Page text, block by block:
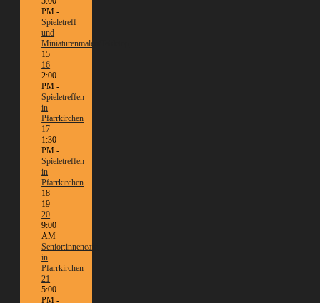
PM -
Spieletreff
und
Miniaturenmalen/Tabletop
15
16
2:00
PM -
Spieletreffen
in
Pfarrkirchen
17
1:30
PM -
Spieletreffen
in
Pfarrkirchen
18
19
20
9:00
AM -
Senior:innencafé
in
Pfarrkirchen
21
5:00
PM -